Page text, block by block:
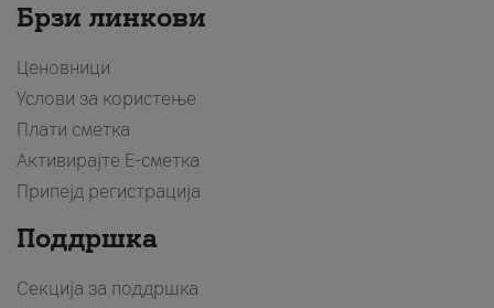
Брзи линкови
Ценовници
Услови за користење
Плати сметка
Активирајте Е-сметка
Припејд регистрација
Поддршка
Секција за поддршка